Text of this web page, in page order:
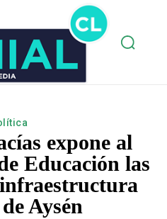
expone al
Educación las
Aysén